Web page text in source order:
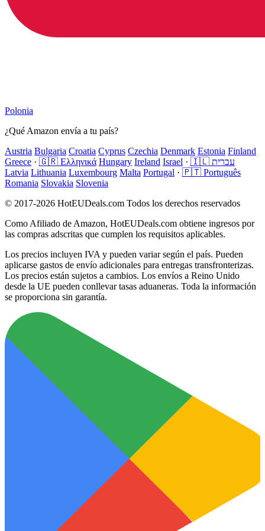
Polonia
¿Qué Amazon envía a tu país?
Austria Bulgaria Croatia Cyprus Czechia Denmark Estonia Finland
Greece · 🇬🇷 Ελληνικά Hungary Ireland Israel ·
🇮🇱 עברית
Latvia Lithuania Luxembourg Malta Portugal · 🇵🇹 Português
Romania Slovakia Slovenia
© 2017-2026 HotEUDeals.com Todos los derechos reservados
Como Afiliado de Amazon, HotEUDeals.com obtiene ingresos por
las compras adscritas que cumplen los requisitos aplicables.
Los precios incluyen IVA y pueden variar según el país. Pueden
aplicarse gastos de envío adicionales para entregas transfronterizas.
Los precios están sujetos a cambios. Los envíos a Reino Unido
desde la UE pueden conllevar tasas aduaneras. Toda la información
se proporciona sin garantía.